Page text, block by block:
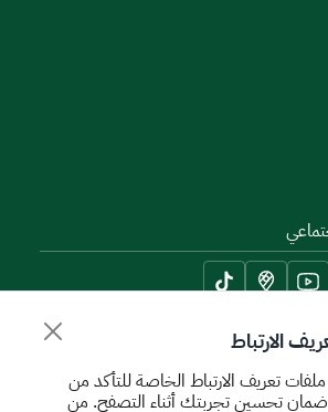
الارتباط
تعريف الارتباط الخاصة للتأكد من
تحسين تجربتك أثناء التصفح. من
الوصول